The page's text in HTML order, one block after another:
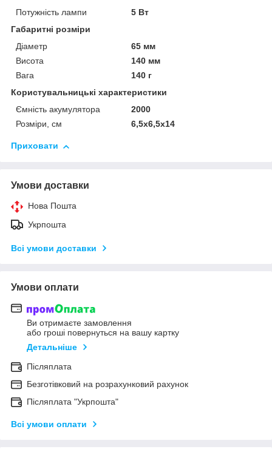
Потужність лампи
5 Вт
Габаритні розміри
Діаметр
65 мм
Висота
140 мм
Вага
140 г
Користувальницькі характеристики
Ємність акумулятора
2000
Розміри, см
6,5х6,5х14
Приховати
Умови доставки
Нова Пошта
Укрпошта
Всі умови доставки
Умови оплати
Ви отримаєте замовлення
або гроші повернуться на вашу картку
Детальніше
Післяплата
Безготівковий на розрахунковий рахунок
Післяплата "Укрпошта"
Всі умови оплати